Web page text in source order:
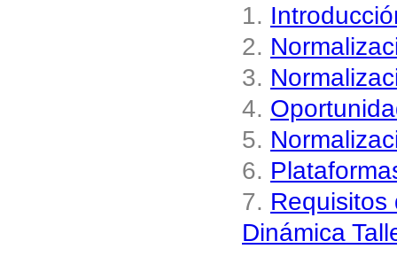
1.
2.
3.
4.
5.
6.
7. Requisitos
Dinámica